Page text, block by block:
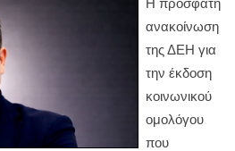
Η πρόσφατη
ανακοίνωση
της ΔΕΗ για
την έκδοση
κοινωνικού
ομολόγου
που